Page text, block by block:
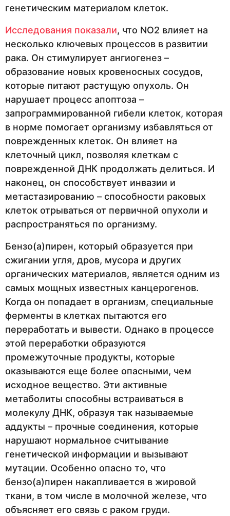
генетическим материалом клеток.
Исследования показали, что NO2 влияет на
несколько ключевых процессов в развитии
рака. Он стимулирует ангиогенез –
образование новых кровеносных сосудов,
которые питают растущую опухоль. Он
нарушает процесс апоптоза –
запрограммированной гибели клеток, которая
в норме помогает организму избавляться от
поврежденных клеток. Он влияет на
клеточный цикл, позволяя клеткам с
поврежденной ДНК продолжать делиться. И
наконец, он способствует инвазии и
метастазированию – способности раковых
клеток отрываться от первичной опухоли и
распространяться по организму.
Бензо(а)пирен, который образуется при
сжигании угля, дров, мусора и других
органических материалов, является одним из
самых мощных известных канцерогенов.
Когда он попадает в организм, специальные
ферменты в клетках пытаются его
переработать и вывести. Однако в процессе
этой переработки образуются
промежуточные продукты, которые
оказываются еще более опасными, чем
исходное вещество. Эти активные
метаболиты способны встраиваться в
молекулу ДНК, образуя так называемые
аддукты – прочные соединения, которые
нарушают нормальное считывание
генетической информации и вызывают
мутации. Особенно опасно то, что
бензо(а)пирен накапливается в жировой
ткани, в том числе в молочной железе, что
объясняет его связь с раком груди.